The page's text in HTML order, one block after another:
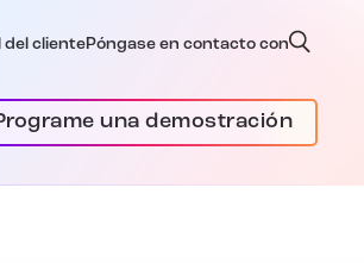
del clientePóngase en contacto con
una demostración